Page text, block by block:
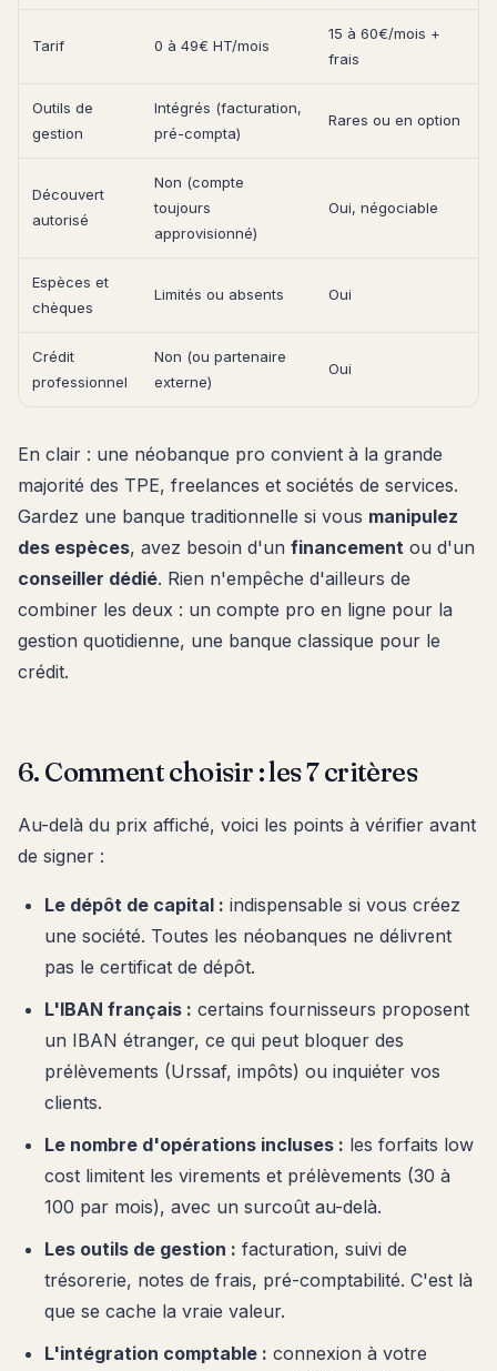
Tarif 0 à 49€ HT/mois
15 à 60€/mois +
frais
Outils de
gestion
Intégrés (facturation,
pré-compta)
Rares ou en option
Découvert
autorisé
Non (compte
toujours
approvisionné)
Oui, négociable
Espèces et
chèques
Limités ou absents Oui
Crédit
professionnel
Non (ou partenaire
externe)
Oui
En clair : une néobanque pro convient à la grande
majorité des TPE, freelances et sociétés de services.
Gardez une banque traditionnelle si vous manipulez
des espèces, avez besoin d'un financement ou d'un
conseiller dédié. Rien n'empêche d'ailleurs de
combiner les deux : un compte pro en ligne pour la
gestion quotidienne, une banque classique pour le
crédit.
6. Comment choisir : les 7 critères
Au-delà du prix affiché, voici les points à vérifier avant
de signer :
Le dépôt de capital : indispensable si vous créez
une société. Toutes les néobanques ne délivrent
pas le certificat de dépôt.
L'IBAN français : certains fournisseurs proposent
un IBAN étranger, ce qui peut bloquer des
prélèvements (Urssaf, impôts) ou inquiéter vos
clients.
Le nombre d'opérations incluses : les forfaits low
cost limitent les virements et prélèvements (30 à
100 par mois), avec un surcoût au-delà.
Les outils de gestion : facturation, suivi de
trésorerie, notes de frais, pré-comptabilité. C'est là
que se cache la vraie valeur.
L'intégration comptable : connexion à votre